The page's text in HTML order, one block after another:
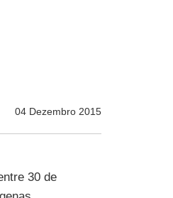
04 Dezembro 2015
30 de